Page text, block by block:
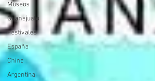
Museos
Guanajuato
Festivales
España
China
Argentina